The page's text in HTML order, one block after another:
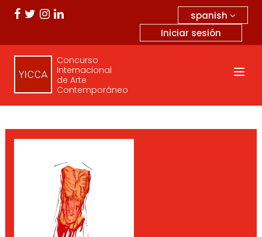
spanish
Iniciar sesión
Concurso
Internacional
de Arte
Contemporáneo